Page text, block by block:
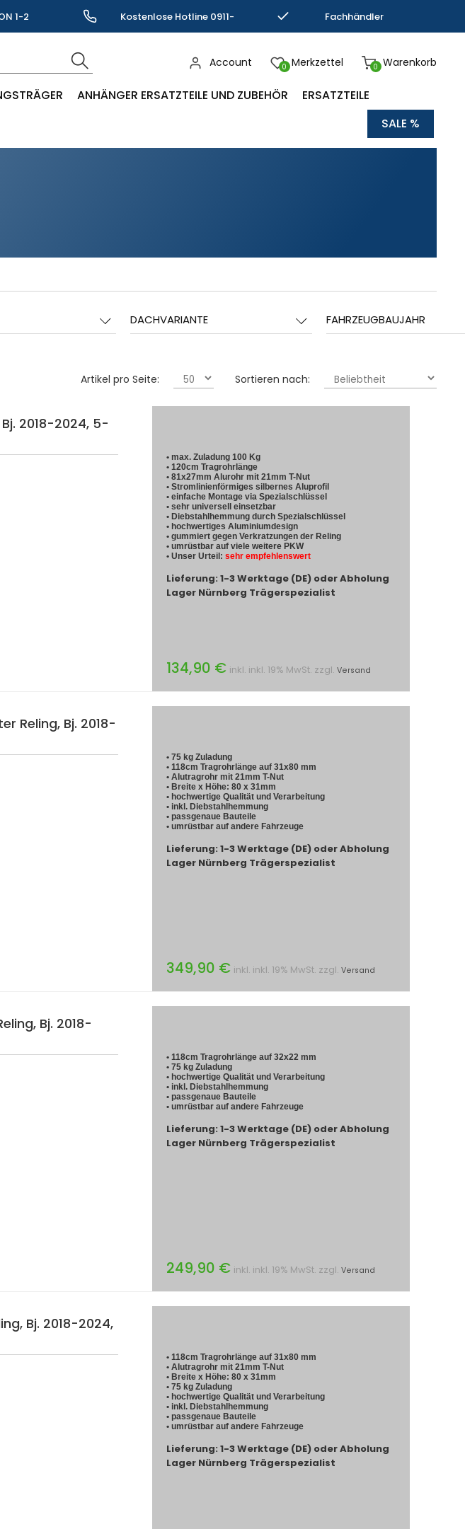
1-2 Kostenlose Hotline 0911- Fachhändler
0 Warenkorb
0 Merkzettel
Account
ANHÄNGER ERSATZTEILE UND ZUBEHÖR
ERSATZTEILE
SALE %
DACHVARIANTE FAHRZEUGBAUJAHR
Sortieren nach:
Artikel pro Seite:
2018-2024, 5-
• max. Zuladung 100 Kg
• 120cm Tragrohrlänge
• 81x27mm Alurohr mit 21mm T-Nut
• Stromlinienförmiges silbernes Aluprofil
• einfache Montage via Spezialschlüssel
• sehr universell einsetzbar
• Diebstahlhemmung durch Spezialschlüssel
• hochwertiges Aluminiumdesign
• gummiert gegen Verkratzungen der Reling
• umrüstbar auf viele weitere PKW
• Unser Urteil: sehr empfehlenswert
Lieferung: 1-3 Werktage (DE) oder Abholung
Lager Nürnberg Trägerspezialist
134,90 € inkl. inkl. 19% MwSt. zzgl. Versand
Reling, Bj. 2018-
• 75 kg Zuladung
• 118cm Tragrohrlänge auf 31x80 mm
• Alutragrohr mit 21mm T-Nut
• Breite x Höhe: 80 x 31mm
• hochwertige Qualität und Verarbeitung
• inkl. Diebstahlhemmung
• passgenaue Bauteile
• umrüstbar auf andere Fahrzeuge
Lieferung: 1-3 Werktage (DE) oder Abholung
Lager Nürnberg Trägerspezialist
349,90 € inkl. inkl. 19% MwSt. zzgl. Versand
Bj. 2018-
• 118cm Tragrohrlänge auf 32x22 mm
• 75 kg Zuladung
• hochwertige Qualität und Verarbeitung
• inkl. Diebstahlhemmung
• passgenaue Bauteile
• umrüstbar auf andere Fahrzeuge
Lieferung: 1-3 Werktage (DE) oder Abholung
Lager Nürnberg Trägerspezialist
249,90 € inkl. inkl. 19% MwSt. zzgl. Versand
Bj. 2018-2024,
• 118cm Tragrohrlänge auf 31x80 mm
• Alutragrohr mit 21mm T-Nut
• Breite x Höhe: 80 x 31mm
• 75 kg Zuladung
• hochwertige Qualität und Verarbeitung
• inkl. Diebstahlhemmung
• passgenaue Bauteile
• umrüstbar auf andere Fahrzeuge
Lieferung: 1-3 Werktage (DE) oder Abholung
Lager Nürnberg Trägerspezialist